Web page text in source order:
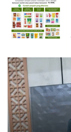
Yayasan
DML
Perkenalkan
Teknologi
Olah
Sampah